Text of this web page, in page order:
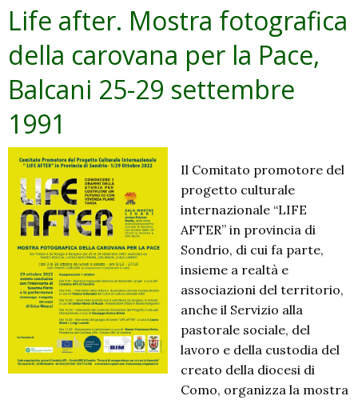
domenica
2
ottobre
Life after. Mostra fotografica
della carovana per la Pace,
Balcani 25-29 settembre
1991
Il Comitato promotore del
progetto culturale
internazionale “LIFE
AFTER” in provincia di
Sondrio, di cui fa parte,
insieme a realtà e
associazioni del territorio,
anche il Servizio alla
pastorale sociale, del
lavoro e della custodia del
creato della diocesi di
Como, organizza la mostra